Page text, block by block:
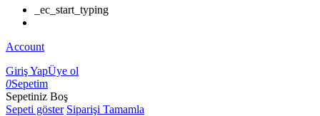
_ec_start_typing
Account
Giriş YapÜye ol
0Sepetim
Sepetiniz Boş
Sepeti göster Siparişi Tamamla